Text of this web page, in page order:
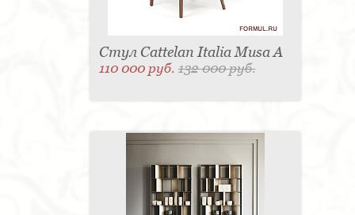
Стул Cattelan Italia Musa A
110 000 руб.132 000 руб.